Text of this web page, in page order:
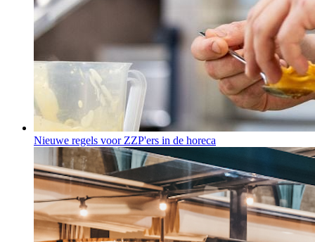
Nieuwe regels voor ZZP'ers in de horeca